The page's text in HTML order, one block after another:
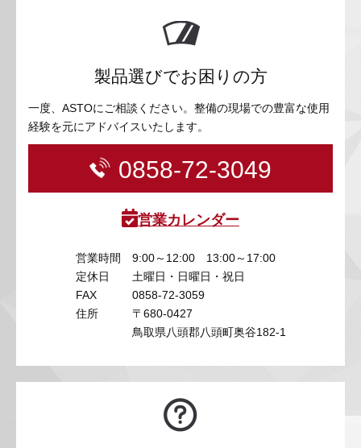
製品選びでお困りの方
一度、ASTOにご相談ください。整備の現場での豊富な使用
経験を元にアドバイスいたします。
0858-72-3049
営業カレンダー
営業時間
9:00～12:00 13:00～17:00
定休日
土曜日・日曜日・祝日
FAX
0858-72-3059
住所
〒680-0427
鳥取県八頭郡八頭町奥谷182-1